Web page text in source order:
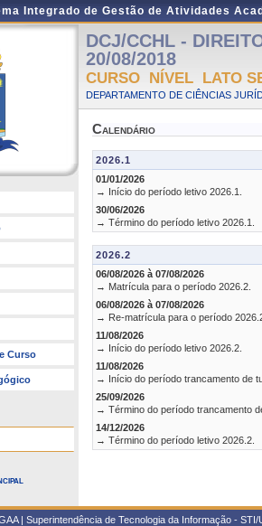
Integrado de Gestão de Atividades
Curso
DCJ/CCHL -
20/08/2018
CURSO NÍVEL LATO
DEPARTAMENTO DE CIÊNCIAS
Calendário
2026.1
01/01/2026
→ Início do período letivo 2026.1.
30/06/2026
→ Término do período letivo 2026.1.
2026.2
06/08/2026 à 07/08/2026
→ Matrícula para o período 2026.2.
06/08/2026 à 07/08/2026
→ Re-matrícula para o período
11/08/2026
→ Início do período letivo 2026.2.
11/08/2026
→ Início do período trancamento de
25/09/2026
→ Término do período trancamento
14/12/2026
→ Término do período letivo 2026.2.
| Superintendência de Tecnologia da Informação -